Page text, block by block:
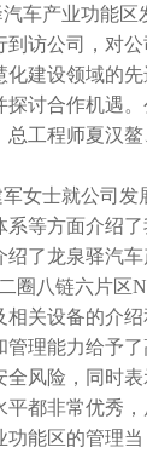
车产业功能区
到访公司，对
化建设领域的
探讨合作机遇
总工程师夏汉
女士就公司发
系等方面介绍
绍了龙泉驿汽
圈八链六片区
相关设备的介
管理能力给予
全风险，同时
都非常优秀
功能区的管理当